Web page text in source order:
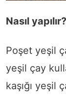
Nasıl yapılır?
Poşet yeşil
yeşil çay
kaşığı yeşil